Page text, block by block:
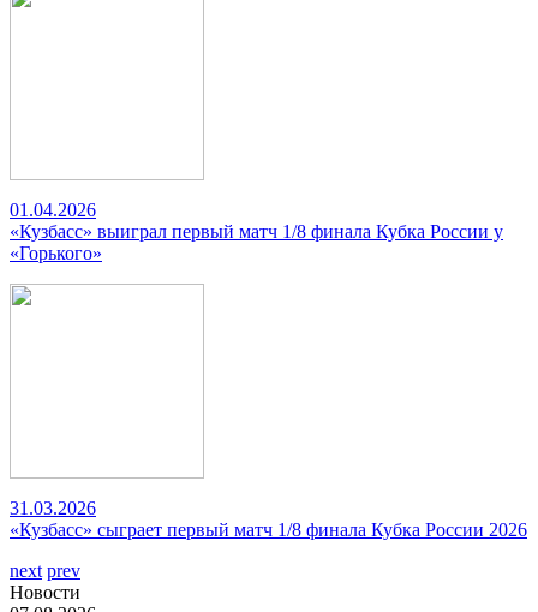
01.04.2026
«Кузбасс» выиграл первый матч 1/8 финала Кубка России у
«Горького»
31.03.2026
«Кузбасс» сыграет первый матч 1/8 финала Кубка России 2026
next prev
Новости